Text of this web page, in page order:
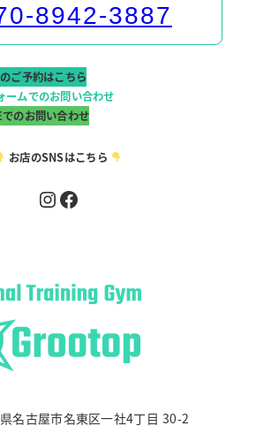
名古屋市名東区一社4丁目 30-2
8942-3887
ご予約はこちら
ームでのお問い合わせ
のお問い合わせ
お店のSNSはこちら
InstagramFacebook